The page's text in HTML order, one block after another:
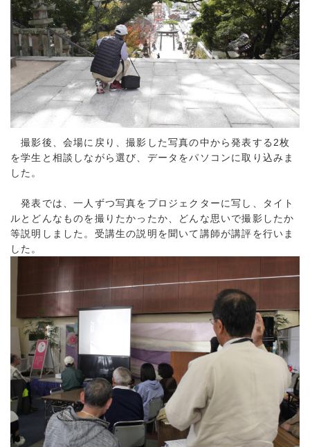
撮影後、会場に戻り、撮影した写真の中から発表する2枚
を学生と相談しながら選び、データをパソコンに取り込みま
した。
発表では、一人ずつ写真をプロジェクターに写し、タイト
ルとどんなものを撮りたかったか、どんな思いで撮影したか
等説明しました。受講生の説明を聞いて講師が講評を行いま
した。